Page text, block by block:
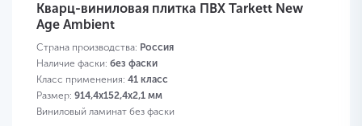
Кварц-виниловая плитка ПВХ Tarkett New
Age Ambient
Страна производства: Россия
Наличие фаски: без фаски
Класс применения: 41 класс
Размер: 914,4х152,4х2,1 мм
Виниловый ламинат без фаски